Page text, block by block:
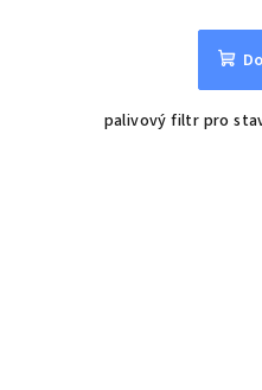
palivový filtr pro